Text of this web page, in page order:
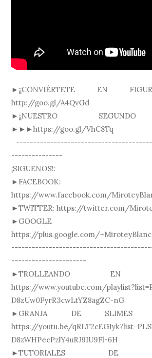
►¡¡CONVIÉRTETE EN
http://goo.gl/A4QvGd
►¡¡NUESTRO
►►►https://goo.gl/VhC8Tq
---------------
¡SIGUENOS!:
►FACEBOOK:
https://www.facebook.com/
►TWITTER: https://twitter.com/
https://plus.google.com/
----------------------
►TROLLEANDO EN
https://www.youtube.com/
D8zUw0FyrR3cwLtYZ8agZC-nG
►GRANJA DE SLIMES
https://youtu.be/
D8zWHPecPzlY4uRJ9IU9Fl-6H
►TUTORIALES DE